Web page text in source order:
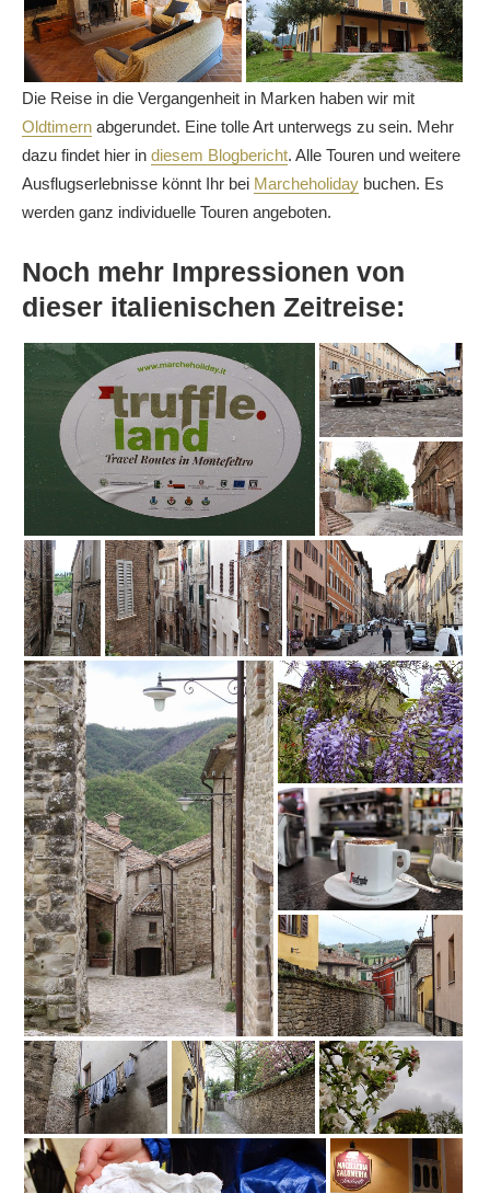
Die Reise in die Vergangenheit in Marken haben wir mit
Oldtimern abgerundet. Eine tolle Art unterwegs zu sein. Mehr
dazu findet hier in diesem Blogbericht. Alle Touren und weitere
Ausflugserlebnisse könnt Ihr bei Marcheholiday buchen. Es
werden ganz individuelle Touren angeboten.
Noch mehr Impressionen von
dieser italienischen Zeitreise: